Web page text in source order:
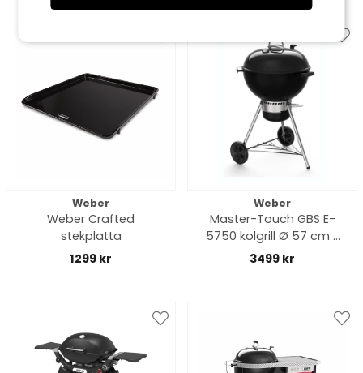
Weber
Weber Crafted
stekplatta
1299 kr
Weber
Master-Touch GBS E-
5750 kolgrill Ø 57 cm -
black
3499 kr